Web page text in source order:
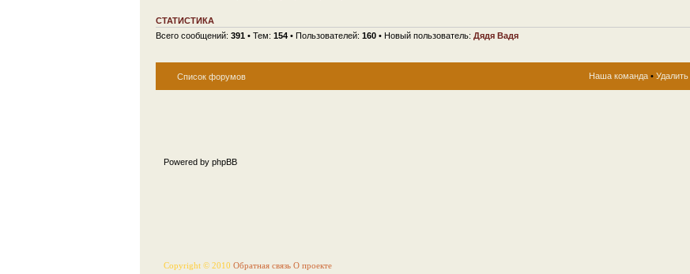
СТАТИСТИКА
Всего сообщений: 391 • Тем: 154 • Пользователей: 160 • Новый пользователь: Дядя Вадя
Список форумов Наша команда •
Powered by phpBB
Copyright © 2010 Обратная связь О проекте